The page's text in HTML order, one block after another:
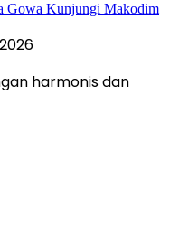
Gowa Kunjungi Makodim
harmonis dan